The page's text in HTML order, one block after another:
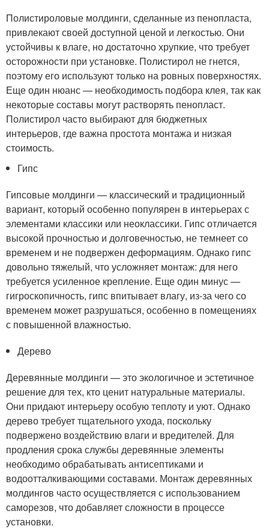
Полистироловые молдинги, сделанные из пенопласта,
привлекают своей доступной ценой и легкостью. Они
устойчивы к влаге, но достаточно хрупкие, что требует
осторожности при установке. Полистирол не гнется,
поэтому его используют только на ровных поверхностях.
Еще один нюанс — необходимость подбора клея, так как
некоторые составы могут растворять пенопласт.
Полистирол часто выбирают для бюджетных
интерьеров, где важна простота монтажа и низкая
стоимость.
Гипс
Гипсовые молдинги — классический и традиционный
вариант, который особенно популярен в интерьерах с
элементами классики или неоклассики. Гипс отличается
высокой прочностью и долговечностью, не темнеет со
временем и не подвержен деформациям. Однако гипс
довольно тяжелый, что усложняет монтаж: для него
требуется усиленное крепление. Еще один минус —
гигроскопичность, гипс впитывает влагу, из-за чего со
временем может разрушаться, особенно в помещениях
с повышенной влажностью.
Дерево
Деревянные молдинги — это экологичное и эстетичное
решение для тех, кто ценит натуральные материалы.
Они придают интерьеру особую теплоту и уют. Однако
дерево требует тщательного ухода, поскольку
подвержено воздействию влаги и вредителей. Для
продления срока службы деревянные элементы
необходимо обрабатывать антисептиками и
водоотталкивающими составами. Монтаж деревянных
молдингов часто осуществляется с использованием
саморезов, что добавляет сложности в процессе
установки.